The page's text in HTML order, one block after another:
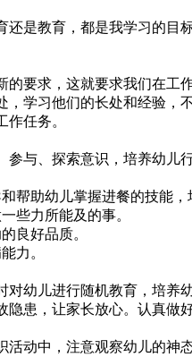
是教育，都是我学习的目
要求，这就要求我们在工
学习他们的长处和经验，
任务。
与、探索意识，培养幼儿
助幼儿掌握进餐的技能，
些力所能及的事。
良好品质。
力。
幼儿进行随机教育，培养
患，让家长放心。认真做
动中，注意观察幼儿的神